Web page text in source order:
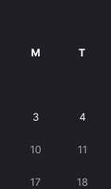
M T
3 4
10 11
17 18